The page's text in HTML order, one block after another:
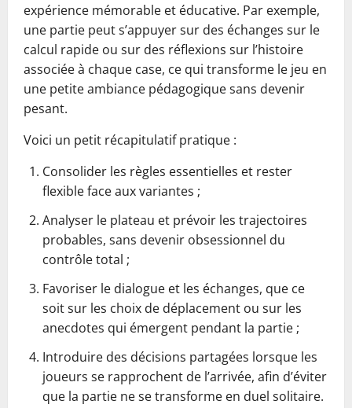
expérience mémorable et éducative. Par exemple,
une partie peut s’appuyer sur des échanges sur le
calcul rapide ou sur des réflexions sur l’histoire
associée à chaque case, ce qui transforme le jeu en
une petite ambiance pédagogique sans devenir
pesant.
Voici un petit récapitulatif pratique :
Consolider les règles essentielles et rester
flexible face aux variantes ;
Analyser le plateau et prévoir les trajectoires
probables, sans devenir obsessionnel du
contrôle total ;
Favoriser le dialogue et les échanges, que ce
soit sur les choix de déplacement ou sur les
anecdotes qui émergent pendant la partie ;
Introduire des décisions partagées lorsque les
joueurs se rapprochent de l’arrivée, afin d’éviter
que la partie ne se transforme en duel solitaire.